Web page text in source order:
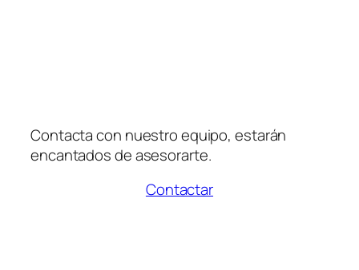
Contacta con nuestro equipo, estarán
encantados de asesorarte.
Contactar